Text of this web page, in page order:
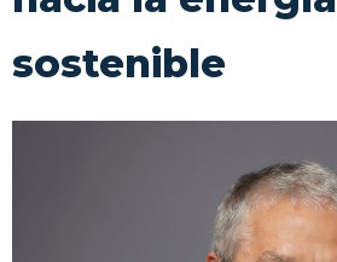
sostenible